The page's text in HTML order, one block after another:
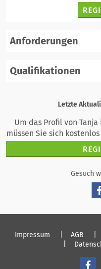
Anforderungen
Qualifikationen
Letzte
Um das Profil von
müssen Sie sich kostenlos
Gesuch
Impressum AGB